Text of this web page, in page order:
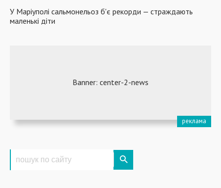
У Маріуполі сальмонельоз б'є рекорди — страждають
маленькі діти